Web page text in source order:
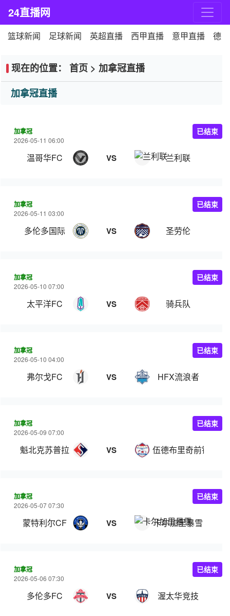
24直播网
篮球新闻 足球新闻 英超直播 西甲直播 意甲直播 德
现在的位置： 首页 > 加拿冠直播
加拿冠直播
加拿冠
2026-05-11 06:00
温哥华FC VS 兰利联
已结束
加拿冠
2026-05-11 03:00
多伦多国际 VS 圣劳伦
已结束
加拿冠
2026-05-10 07:00
太平洋FC VS 骑兵队
已结束
加拿冠
2026-05-10 04:00
弗尔戈FC VS HFX流浪者
已结束
加拿冠
2026-05-09 07:00
魁北克苏普拉 VS 伍德布里奇前锋
已结束
加拿冠
2026-05-07 07:30
蒙特利尔CF VS 卡尔加里暴雪
已结束
加拿冠
2026-05-06 07:30
多伦多FC VS 渥太华竞技
已结束